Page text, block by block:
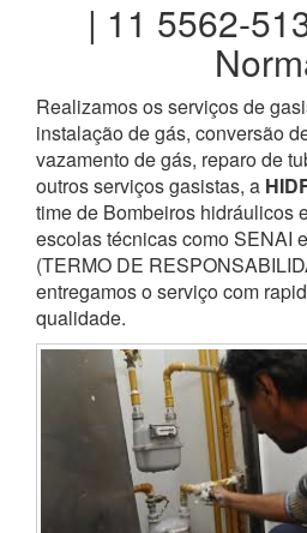
| 11 5562-
Realizamos os serviços de
instalação de gás, conversão
vazamento de gás, reparo de
outros serviços gasistas, a
time de Bombeiros hidráulicos
escolas técnicas como SENAI
(TERMO DE
entregamos o serviço com
qualidade.